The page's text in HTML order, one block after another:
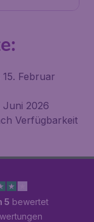
Februar
Juni 2026
Verfügbarkeit
5 bewertet